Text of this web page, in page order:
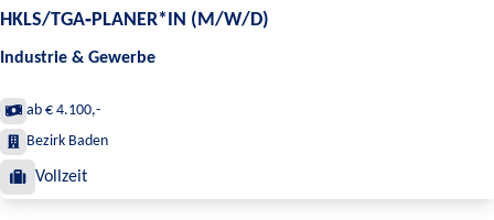
HKLS/TGA‑PLANER*IN (M/W/D)
Industrie & Gewerbe
ab € 4.100,-
Bezirk Baden
Vollzeit